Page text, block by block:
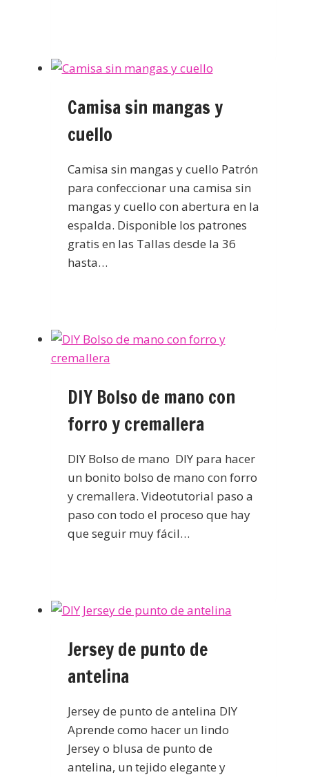
Camisa sin mangas y
cuello
Camisa sin mangas y cuello Patrón
para confeccionar una camisa sin
mangas y cuello con abertura en la
espalda. Disponible los patrones
gratis en las Tallas desde la 36
hasta…
DIY Bolso de mano con
forro y cremallera
DIY Bolso de mano DIY para hacer
un bonito bolso de mano con forro
y cremallera. Videotutorial paso a
paso con todo el proceso que hay
que seguir muy fácil…
Jersey de punto de
antelina
Jersey de punto de antelina DIY
Aprende como hacer un lindo
Jersey o blusa de punto de
antelina, un tejido elegante y